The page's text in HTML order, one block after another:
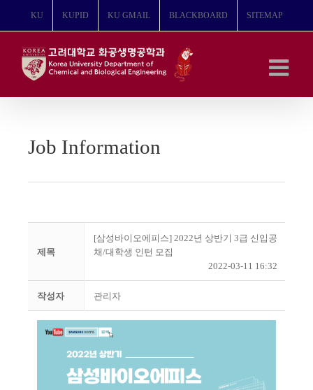
뛰
KU KUPID KU GMAIL BLACKBOARD SITEMAP
Job Information
제목
[삼성바이오에피스] 2022년 상반기 3급 신입공
채/대학생 인턴 모집
2022-03-11 16:32
작성자 관리자